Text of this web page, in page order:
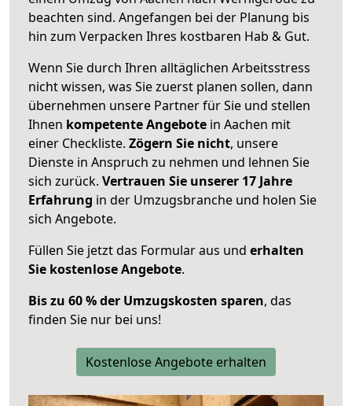
beachten sind. Angefangen bei der Planung bis
hin zum Verpacken Ihres kostbaren Hab & Gut.
Wenn Sie durch Ihren alltäglichen Arbeitsstress
nicht wissen, was Sie zuerst planen sollen, dann
übernehmen unsere Partner für Sie und stellen
Ihnen kompetente Angebote in Aachen mit
einer Checkliste. Zögern Sie nicht, unsere
Dienste in Anspruch zu nehmen und lehnen Sie
sich zurück. Vertrauen Sie unserer 17 Jahre
Erfahrung in der Umzugsbranche und holen Sie
sich Angebote.
Füllen Sie jetzt das Formular aus und erhalten
Sie kostenlose Angebote.
Bis zu 60 % der Umzugskosten sparen, das
finden Sie nur bei uns!
Kostenlose Angebote erhalten